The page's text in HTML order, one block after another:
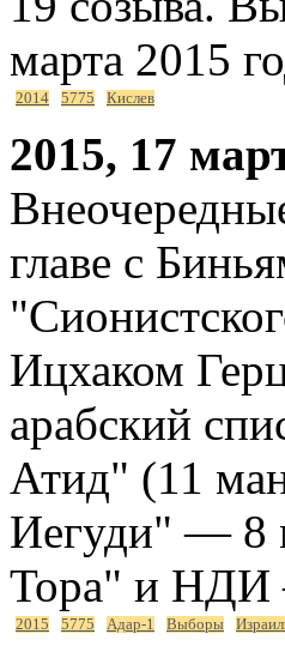
марта 2015
2014 5775 Кислев
2015, 17
главе с
Ицхаком
арабский
Атид" (11
Иегуди" — 8
Тора" и НДИ
2015 5775 Адар-1 Выборы